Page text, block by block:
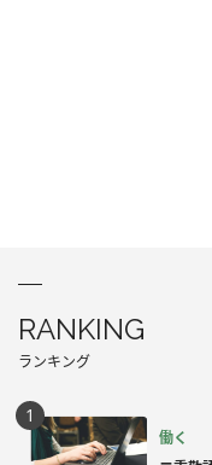
RANKING
ランキング
働く